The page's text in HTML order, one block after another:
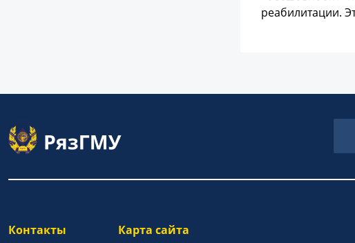
реабилитации.
Контакты Карта сайта